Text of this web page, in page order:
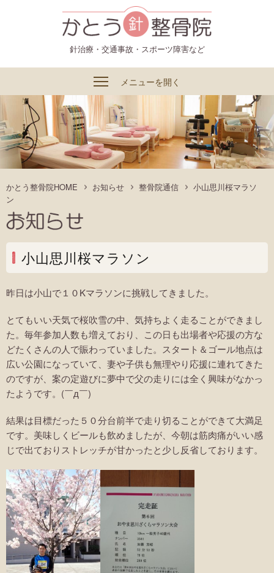
針治療・交通事故・スポーツ障害など
メニューを開く
かとう整骨院HOME お知らせ 整骨院通信
小山思川桜マラソ
ン
小山思川桜マラソン
昨日は小山で１０Kマラソンに挑戦してきました。
とてもいい天気で桜吹雪の中、気持ちよく走ることができまし
た。毎年参加人数も増えており、この日も出場者や応援の方な
どたくさんの人で賑わっていました。スタート＆ゴール地点は
広い公園になっていて、妻や子供も無理やり応援に連れてきた
のですが、案の定遊びに夢中で父の走りには全く興味がなかっ
たようです。(￣д￣)
結果は目標だった５０分台前半で走り切ることができて大満足
です。美味しくビールも飲めましたが、今朝は筋肉痛がいい感
じで出ておりストレッチが甘かったと少し反省しております。